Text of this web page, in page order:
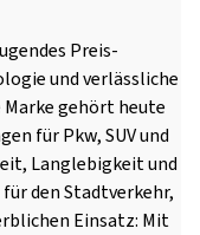
Preis-
und verlässliche
gehört heute
für Pkw, SUV und
Langlebigkeit und
den Stadtverkehr,
Einsatz: Mit